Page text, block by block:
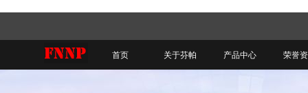
首页 关于芬帕 产品中心 荣誉